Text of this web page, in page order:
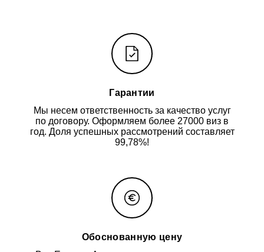
Гарантии
Мы несем ответственность за качество услуг
по договору. Оформляем более 27000 виз в
год. Доля успешных рассмотрений составляет
99,78%!
Обоснованную цену